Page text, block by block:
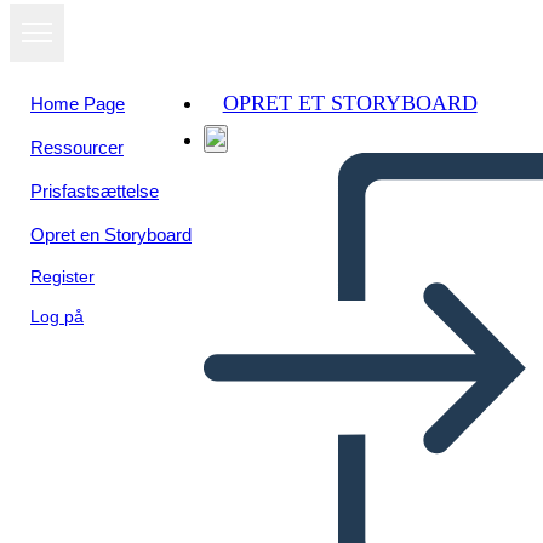
Home Page
Ressourcer
Prisfastsættelse
Opret en Storyboard
Register
Log på
OPRET ET STORYBOARD